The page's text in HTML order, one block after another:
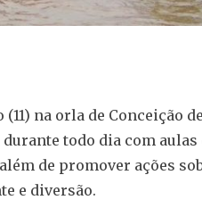
na orla de Conceição
todo dia com aulas
de promover ações
e diversão.